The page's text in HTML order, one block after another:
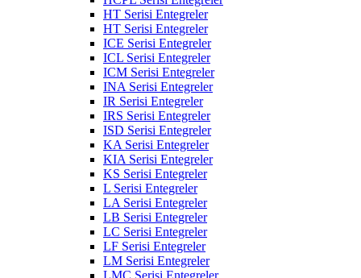
HT Serisi Entegreler
HT Serisi Entegreler
ICE Serisi Entegreler
ICL Serisi Entegreler
ICM Serisi Entegreler
INA Serisi Entegreler
IR Serisi Entegreler
IRS Serisi Entegreler
ISD Serisi Entegreler
KA Serisi Entegreler
KIA Serisi Entegreler
KS Serisi Entegreler
L Serisi Entegreler
LA Serisi Entegreler
LB Serisi Entegreler
LC Serisi Entegreler
LF Serisi Entegreler
LM Serisi Entegreler
LMC Serisi Entegreler